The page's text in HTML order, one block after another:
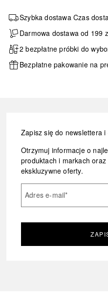
Szybka dostawa Czas
Darmowa dostawa od 199
2 bezpłatne próbki do
Bezpłatne pakowanie na
Zapisz się do newslettera
Otrzymuj informacje o
produktach i markach
ekskluzywne oferty.
Adres e-mail*